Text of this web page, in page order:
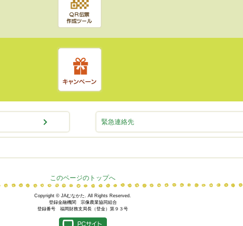
緊急連絡先
このページのトップへ
Copyright © JAむなかた. All Rights Reserved.
登録金融機関 宗像農業協同組合
登録番号 福岡財務支局長（登金）第９３号